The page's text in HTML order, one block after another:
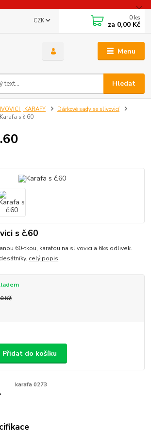
Menu
CZK
Hledat
0 ks
za 0,00 Kč
, KARAFY
Dárkové sady se slivovicí
Karafa s č.60
s č.60
60-tkou, karafou na slivovici a 6ks odlivek.
celý popis
Kč
Přidat do košíku
karafa 0273